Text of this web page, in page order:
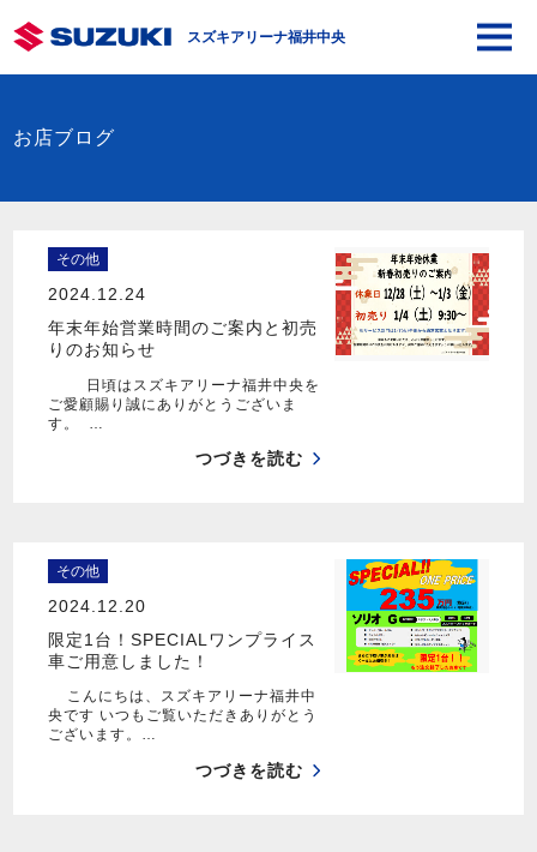
スズキアリーナ福井中央
お店ブログ
その他
2024.12.24
年末年始営業時間のご案内と初売
りのお知らせ
日頃はスズキアリーナ福井中央を
ご愛顧賜り誠にありがとうございま
す。 …
つづきを読む
その他
2024.12.20
限定1台！SPECIALワンプライス
車ご用意しました！
こんにちは、スズキアリーナ福井中
央です いつもご覧いただきありがとう
ございます。…
つづきを読む